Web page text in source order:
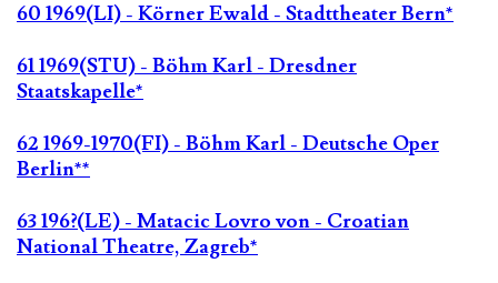
60 1969(LI) - Körner Ewald - Stadttheater Bern*
61 1969(STU) - Böhm Karl - Dresdner
Staatskapelle*
62 1969-1970(FI) - Böhm Karl - Deutsche Oper
Berlin**
63 196?(LE) - Matacic Lovro von - Croatian
National Theatre, Zagreb*